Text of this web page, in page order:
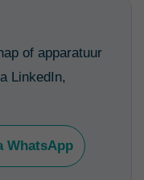
of apparatuur
LinkedIn,
WhatsApp